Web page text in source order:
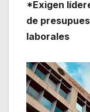
*Exigen
de
laborales